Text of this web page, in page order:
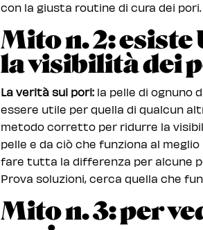
con la giusta routine di cura dei pori.
Mito n. 2:
la visibilità dei
La verità sui pori: la pelle di ognuno
essere utile per quella di qualcun
metodo corretto per ridurre la
pelle e da ciò che funziona al
fare tutta la differenza per alcune
Prova soluzioni, cerca quella che
Mito n. 3: per